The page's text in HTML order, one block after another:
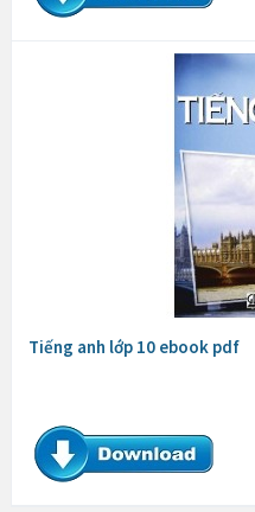
Tiếng anh lớp 10 ebook pdf